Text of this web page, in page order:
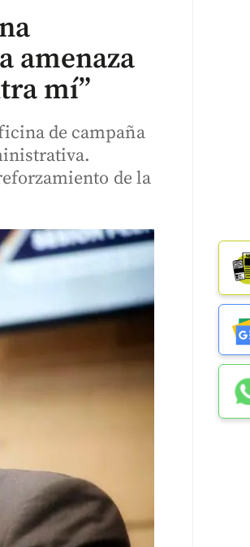
amenaza
mí”
de campaña
de la